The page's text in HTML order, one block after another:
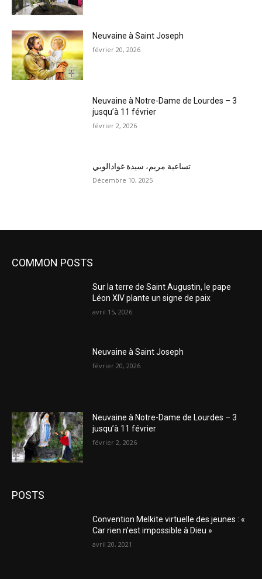
Neuvaine à Saint Joseph
février 20, 2026
Neuvaine à Notre-Dame de Lourdes – 3
jusqu’à 11 février
février 2, 2026
تساعية مريم، سيدة غوادالوبي
Décembre 10, 2025
COMMON POSTS
Sur la terre de Saint Augustin, le pape
Léon XIV plante un signe de paix
avril 15, 2026
Neuvaine à Saint Joseph
février 20, 2026
Neuvaine à Notre-Dame de Lourdes – 3
jusqu’à 11 février
février 2, 2026
POSTS
Convention Melkite virtuelle des jeunes : «
Car rien n’est impossible à Dieu »
avril 20, 2021